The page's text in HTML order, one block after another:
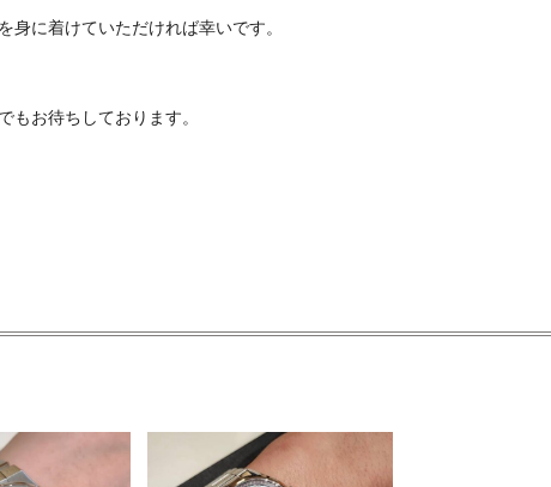
身に着けていただければ幸いです。
もお待ちしております。